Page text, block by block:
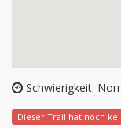
Schwierigkeit:
Dieser Trail hat noch